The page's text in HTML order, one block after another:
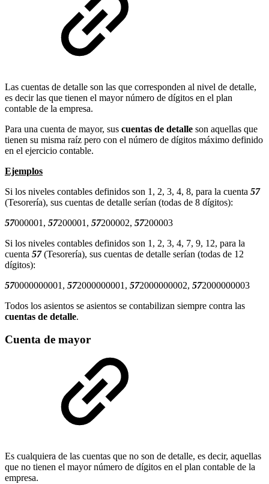
Las cuentas de detalle son las que corresponden al nivel de detalle,
es decir las que tienen el mayor número de dígitos en el plan
contable de la empresa.
Para una cuenta de mayor, sus cuentas de detalle son aquellas que
tienen su misma raíz pero con el número de dígitos máximo definido
en el ejercicio contable.
Ejemplos
Si los niveles contables definidos son 1, 2, 3, 4, 8, para la cuenta 57
(Tesorería), sus cuentas de detalle serían (todas de 8 dígitos):
57000001, 57200001, 57200002, 57200003
Si los niveles contables definidos son 1, 2, 3, 4, 7, 9, 12, para la
cuenta 57(Tesorería), sus cuentas de detalle serían (todas de 12
dígitos):
570000000001, 572000000001, 572000000002, 572000000003
Todos los asientos se asientos se contabilizan siempre contra las
cuentas de detalle.
Cuenta de mayor
Es cualquiera de las cuentas que no son de detalle, es decir, aquellas
que no tienen el mayor número de dígitos en el plan contable de la
empresa.